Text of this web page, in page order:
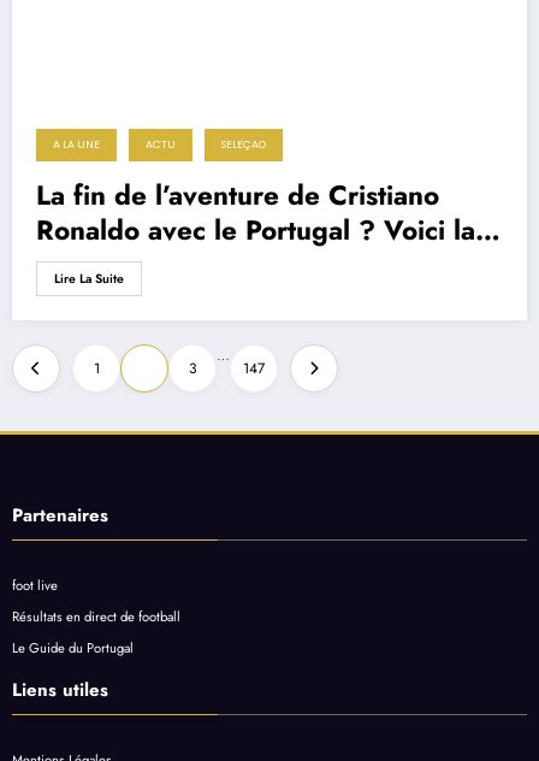
A LA UNE ACTU SELEÇAO
La fin de l’aventure de Cristiano
Ronaldo avec le Portugal ? Voici la
réponse du capitaine de la Seleção
Lire La Suite
Pagination
des
publications
1 3
…
147
Partenaires
foot live
Résultats en direct de football
Le Guide du Portugal
Liens utiles